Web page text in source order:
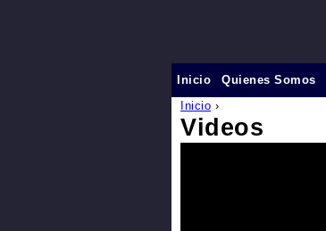
Inicio ›
Videos
Inicio Quienes Somos